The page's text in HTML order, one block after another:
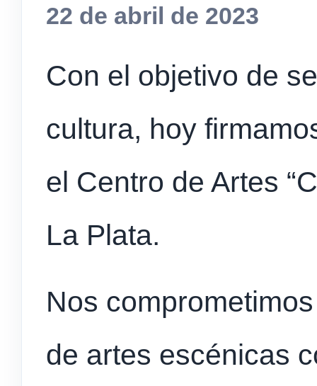
22 de abril de 2023
Con el objetivo de
cultura, hoy
el Centro de Artes
La Plata.
Nos
de artes escénicas